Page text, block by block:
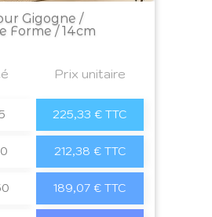
Gigogne /
Forme / 14cm
Prix unitaire
225,33 € TTC
212,38 € TTC
189,07 € TTC